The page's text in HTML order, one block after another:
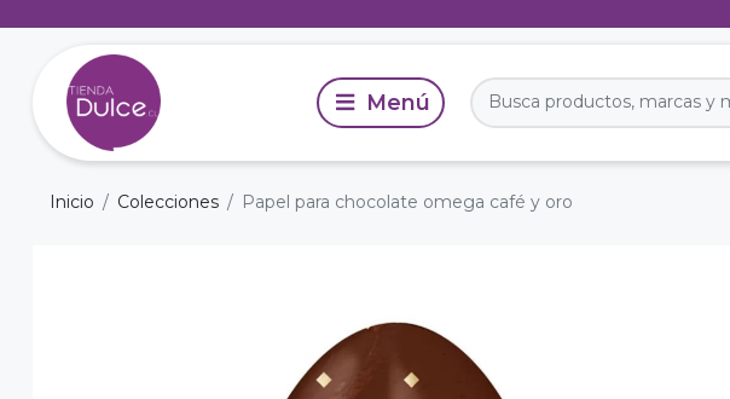
Inicio Colecciones Papel para chocolate omega café y oro